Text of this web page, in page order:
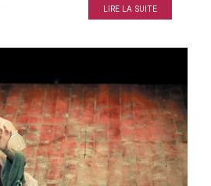
LIRE LA SUITE